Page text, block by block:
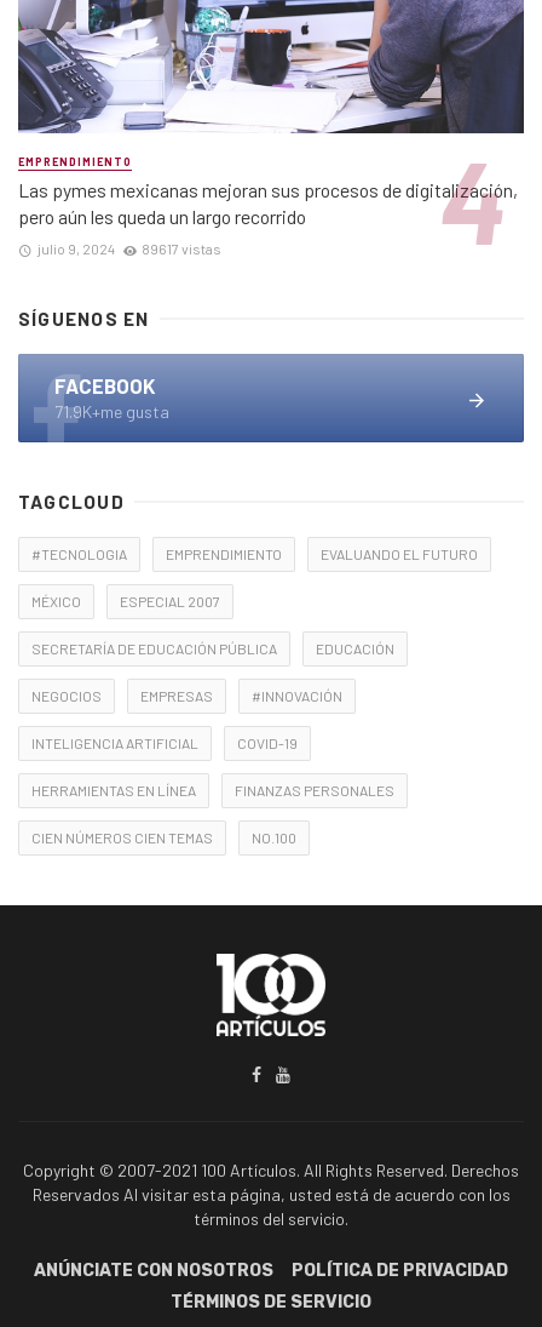
EMPRENDIMIENTO
Las pymes mexicanas mejoran sus procesos de digitalización,
pero aún les queda un largo recorrido
julio 9, 2024 89617 vistas
SÍGUENOS EN
FACEBOOK
71.9K+me gusta
TAGCLOUD
#TECNOLOGIA EMPRENDIMIENTO EVALUANDO EL FUTURO
MÉXICO ESPECIAL 2007
SECRETARÍA DE EDUCACIÓN PÚBLICA EDUCACIÓN
NEGOCIOS EMPRESAS #INNOVACIÓN
INTELIGENCIA ARTIFICIAL COVID-19
HERRAMIENTAS EN LÍNEA FINANZAS PERSONALES
CIEN NÚMEROS CIEN TEMAS NO.100
Copyright © 2007-2021 100 Artículos. All Rights Reserved. Derechos
Reservados Al visitar esta página, usted está de acuerdo con los
términos del servicio.
ANÚNCIATE CON NOSOTROS
POLÍTICA DE PRIVACIDAD
TÉRMINOS DE SERVICIO